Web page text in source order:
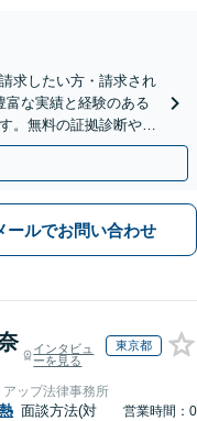
求したい方・請求され
富な実績と経験のある
。無料の証拠診断や着
ください。
ールでお問い合わせ
インタビュ
ーを見る
東京都
ップ法律事務所
面談方法(対
営業時間：0